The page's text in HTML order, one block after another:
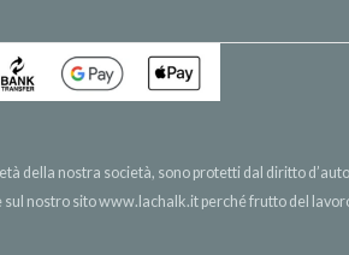
della nostra società, sono protetti dal diritto
nostro sitowww.lachalk.it perché frutto del